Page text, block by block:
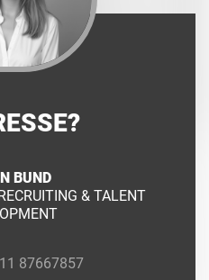
BUND
& TALENT
87667857